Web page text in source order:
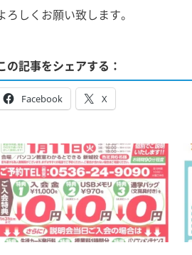
ろしくお願い致します。
の記事をシェアする：
Facebook X